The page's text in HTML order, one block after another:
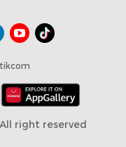
right reserved